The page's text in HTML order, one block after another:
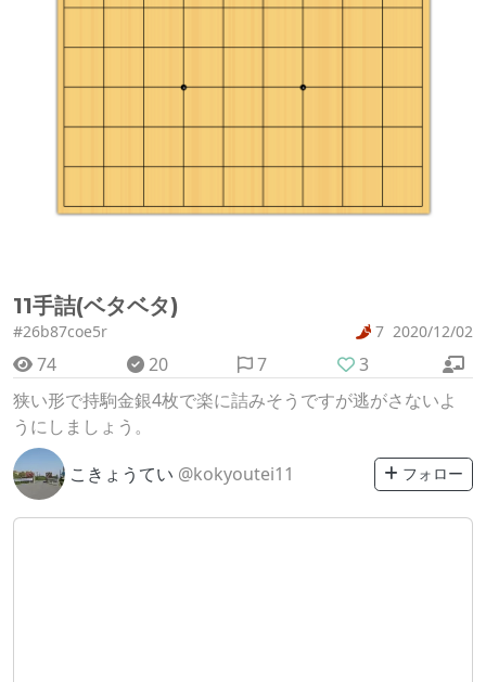
11手詰(ベタベタ)
#26b87coe5r 7 2020/12/02
74 20 7
3
狭い形で持駒金銀4枚で楽に詰みそうですが逃がさないよ
うにしましょう。
こきょうてい @kokyoutei11 フォロー